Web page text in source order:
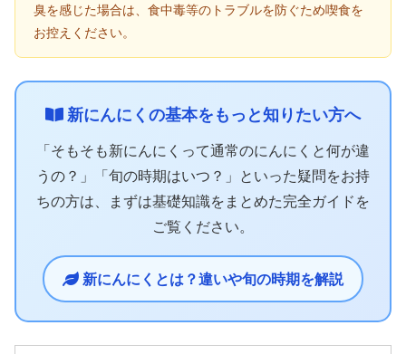
臭を感じた場合は、食中毒等のトラブルを防ぐため喫食を
お控えください。
新にんにくの基本をもっと知りたい方へ
「そもそも新にんにくって通常のにんにくと何が違
うの？」「旬の時期はいつ？」といった疑問をお持
ちの方は、まずは基礎知識をまとめた完全ガイドを
ご覧ください。
新にんにくとは？違いや旬の時期を解説